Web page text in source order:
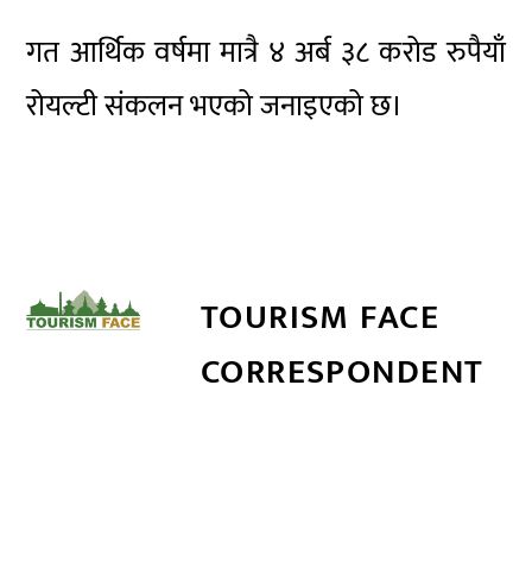
गत आर्थिक वर्षमा मात्रै ४ अर्ब ३८ करोड रुपैयाँ
रोयल्टी संकलन भएको जनाइएको छ।
TOURISM FACE
CORRESPONDENT